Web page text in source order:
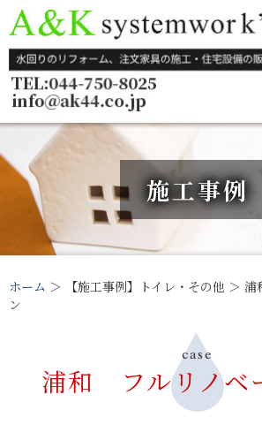
施工事例
ホーム ＞ 【施工事例】トイレ・その他 ＞
ン
case
浦和 フルリノベ